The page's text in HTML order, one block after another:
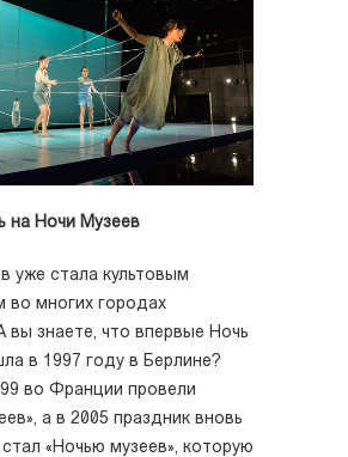
на Ночи Музеев
уже стала культовым
во многих городах
вы знаете, что впервые Ночь
в 1997 году в Берлине?
во Франции провели
а в 2005 праздник вновь
«Ночью музеев», которую